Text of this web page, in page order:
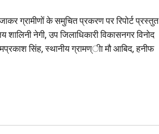
ग्रामीणों के समुचित प्रकरण पर रिपोर्ट प्रस्तुत
नेगी, उप जिलाधिकारी विकासनगर विनोद
सिंह, स्थानीय ग्रामण्ीा मौ आबिद, हनीफ